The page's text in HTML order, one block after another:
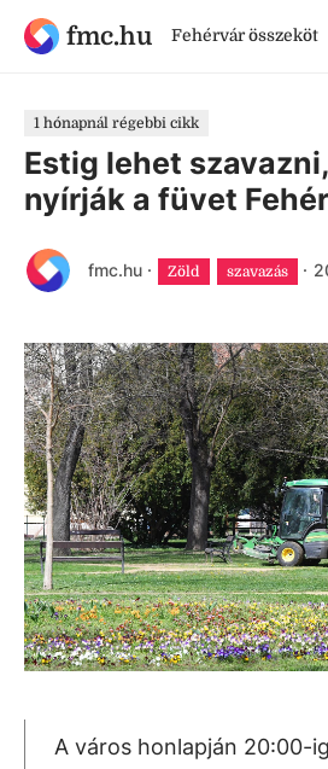
fmc.hu Fehérvár összeköt
1 hónapnál régebbi cikk
Estig lehet
nyírják a füvet
fmc.hu · Zöld szavazás ·
A város honlapján 20:00-